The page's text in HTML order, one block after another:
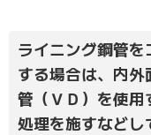
ライニング鋼管
する場合は、内
管（ＶＤ）を使
処理を施すなどし